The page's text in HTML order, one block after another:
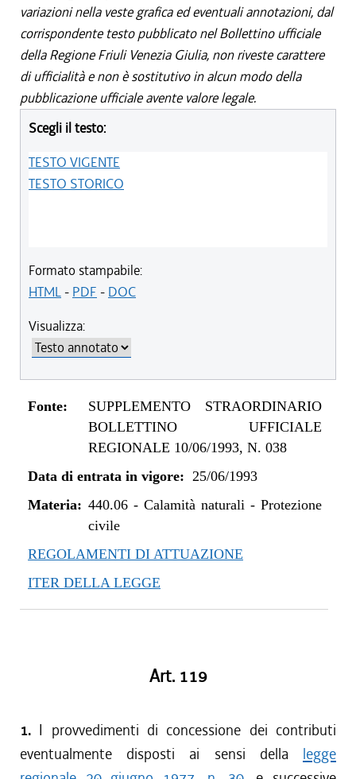
variazioni nella veste grafica ed eventuali annotazioni, dal
corrispondente testo pubblicato nel Bollettino ufficiale
della Regione Friuli Venezia Giulia, non riveste carattere
di ufficialità e non è sostitutivo in alcun modo della
pubblicazione ufficiale avente valore legale.
Scegli il testo:
TESTO VIGENTE
TESTO STORICO
Formato stampabile:
HTML- PDF - DOC
Visualizza:
Fonte:
SUPPLEMENTO STRAORDINARIO
BOLLETTINO UFFICIALE
REGIONALE 10/06/1993, N. 038
Data di entrata in vigore: 25/06/1993
Materia: 440.06- Calamità naturali - Protezione
civile
REGOLAMENTI DI ATTUAZIONE
ITER DELLA LEGGE
Art. 119
1. I provvedimenti di concessione dei contributi
eventualmente disposti ai sensi della legge